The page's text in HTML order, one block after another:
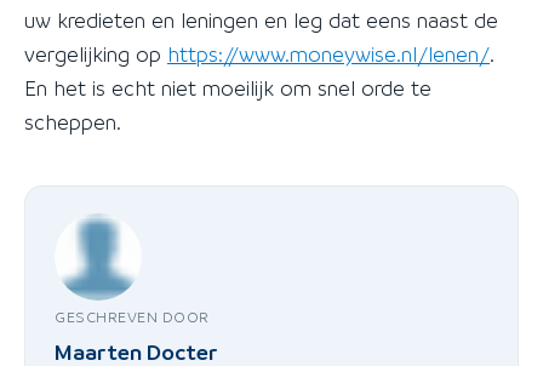
uw kredieten en leningen en leg dat eens naast de
vergelijking op https://www.moneywise.nl/lenen/.
En het is echt niet moeilijk om snel orde te
scheppen.
GESCHREVEN DOOR
Maarten Docter